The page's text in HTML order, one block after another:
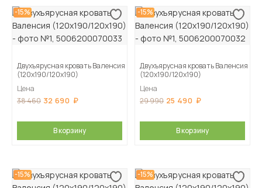
-15%
Двухъярусная кровать Валенсия
(120х190/120х190)
Цена
38 460 32 690
В корзину
-15%
Двухъярусная кровать Валенсия
(120х190/120х190)
Цена
29 990 25 490
В корзину
-15% -15%